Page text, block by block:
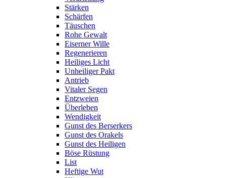
Stärken
Schärfen
Täuschen
Rohe Gewalt
Eiserner Wille
Regenerieren
Heiliges Licht
Unheiliger Pakt
Antrieb
Vitaler Segen
Entzweien
Überleben
Wendigkeit
Gunst des Berserkers
Gunst des Orakels
Gunst des Heiligen
Böse Rüstung
List
Heftige Wut